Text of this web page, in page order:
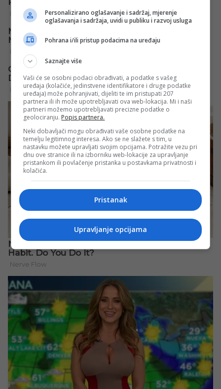
Personalizirano oglašavanje i sadržaj, mjerenje
oglašavanja i sadržaja, uvidi u publiku i razvoj usluga
Pohrana i/ili pristup podacima na uređaju
Saznajte više
Vaši će se osobni podaci obrađivati, a podatke s vašeg
uređaja (kolačiće, jedinstvene identifikatore i druge podatke
uređaja) može pohranjivati, dijeliti te im pristupati 207
partnera ili ih može upotrebljavati ova web-lokacija. Mi i naši
partneri možemo upotrebljavati precizne podatke o
geolociranju. Popis partnera.
Neki dobavljači mogu obrađivati vaše osobne podatke na
temelju legitimnog interesa. Ako se ne slažete s tim, u
nastavku možete upravljati svojim opcijama. Potražite vezu pri
dnu ove stranice ili na izborniku web-lokacije za upravljanje
pristankom ili povlačenje pristanka u postavkama privatnosti i
kolačića.
Pristanak
Upravljanje opcijama